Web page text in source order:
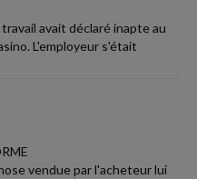
avait déclaré inapte au
L'employeur s'était
vendue par l'acheteur lui